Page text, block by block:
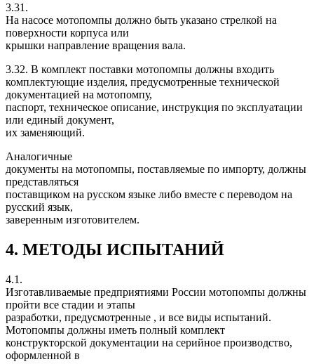
3.31.
На насосе мотопомпы должно быть указано стрелкой на
поверхности корпуса или
крышки направление вращения вала.
3.32. В комплект поставки мотопомпы должны входить
комплектующие изделия, предусмотренные технической
документацией на мотопомпу,
паспорт, техническое описание, инструкция по эксплуатации
или единый документ,
их заменяющий.
Аналогичные
документы на мотопомпы, поставляемые по импорту, должны
представляться
поставщиком на русском языке либо вместе с переводом на
русский язык,
заверенным изготовителем.
4. МЕТОДЫ ИСПЫТАНИЙ
4.1.
Изготавливаемые предприятиями России мотопомпы должны
пройти все стадии и этапы
разработки, предусмотренные , и все виды испытаний.
Мотопомпы должны иметь полный комплект
конструкторской документации на серийное производство,
оформленной в